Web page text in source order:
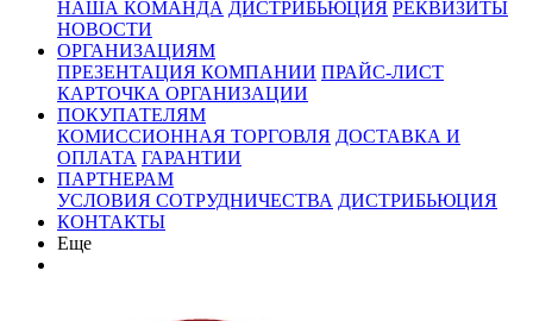
НАША КОМАНДА ДИСТРИБЬЮЦИЯ РЕКВИЗИТЫ
НОВОСТИ
ОРГАНИЗАЦИЯМ
ПРЕЗЕНТАЦИЯ КОМПАНИИ ПРАЙС-ЛИСТ
КАРТОЧКА ОРГАНИЗАЦИИ
ПОКУПАТЕЛЯМ
КОМИССИОННАЯ ТОРГОВЛЯ ДОСТАВКА И
ОПЛАТА ГАРАНТИИ
ПАРТНЕРАМ
УСЛОВИЯ СОТРУДНИЧЕСТВА ДИСТРИБЬЮЦИЯ
КОНТАКТЫ
Еще